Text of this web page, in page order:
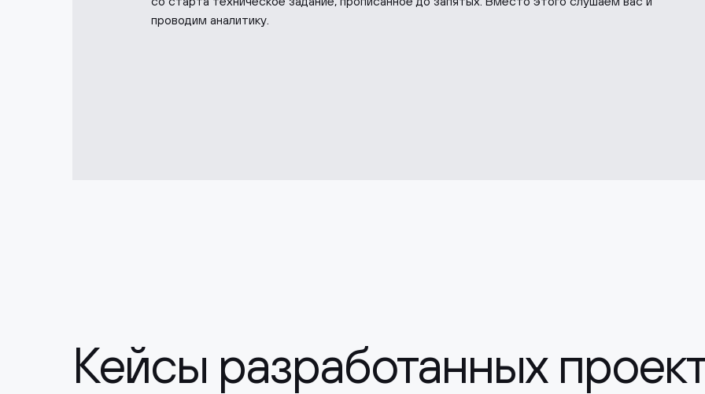
проводим аналитику.
Кейсы разработанных